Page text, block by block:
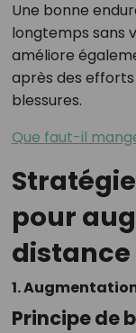
Une bonne
longtemps sans
améliore
après des
blessures.
Que faut-il
pour
distance
1.
Principe de